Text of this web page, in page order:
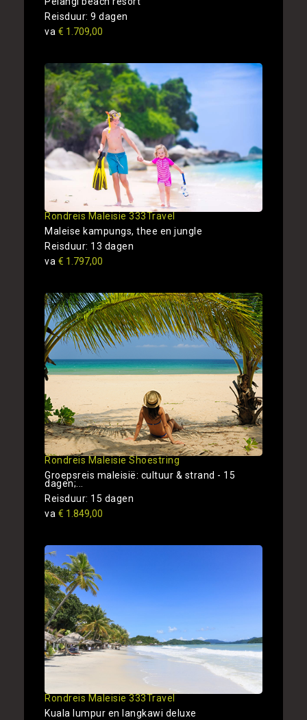
Reisduur: 9 dagen
va € 1.709,00
Rondreis Maleisie 333Travel
Maleise kampungs, thee en jungle
Reisduur: 13 dagen
va € 1.797,00
Rondreis Maleisie Shoestring
Groepsreis maleisië: cultuur & strand - 15
dagen;...
Reisduur: 15 dagen
va € 1.849,00
Rondreis Maleisie 333Travel
Kuala lumpur en langkawi deluxe